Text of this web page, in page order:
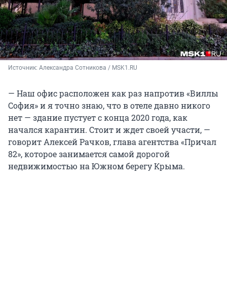
Источник: Александра Сотникова / MSK1.RU
— Наш офис расположен как раз напротив «Виллы
София» и я точно знаю, что в отеле давно никого
нет — здание пустует с конца 2020 года, как
начался карантин. Стоит и ждет своей участи, —
говорит Алексей Рачков, глава агентства «Причал
82», которое занимается самой дорогой
недвижимостью на Южном берегу Крыма.